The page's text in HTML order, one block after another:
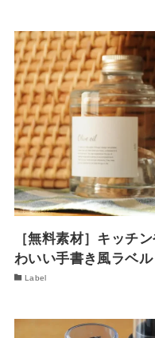
［無料素材］キッチ
わいい手書き風ラベル
Label